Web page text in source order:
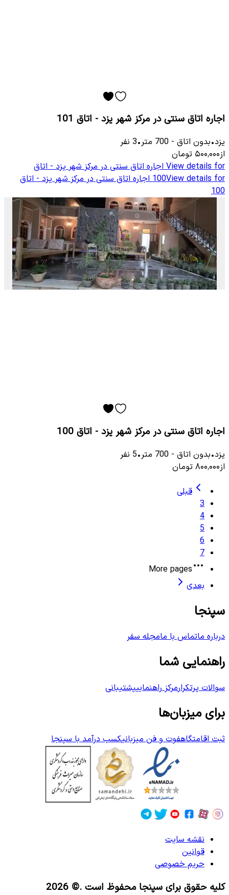
اجاره اتاق سنتی در مرکز شهر یزد - اتاق 101
یزد•بدون اتاق -
700 متر•
3 نفر
از۵۰۰٬۰۰۰ تومان
View details for اجاره اتاق سنتی در مرکز شهر یزد - اتاق
100View details for
اجاره اتاق سنتی در مرکز شهر یزد - اتاق
100
اجاره اتاق سنتی در مرکز شهر یزد - اتاق 100
یزد•بدون اتاق -
700 متر•
5 نفر
از۸۰۰٬۰۰۰ تومان
قبلی
3
4
5
6
7
More pages
بعدی
سپنجا
درباره ماتماس با مامجله سفر
راهنمایی شما
سوالات پرتکرارمرکز راهنماییپشتیبانی
برای میزبان‌ها
ثبت اقامتگاهفوت و فن میزبانیکسب درآمد با سپنجا
نقشه سایت
قوانین
حریم خصوصی
کلیه حقوق برای سپنجا محفوظ است .© 2026